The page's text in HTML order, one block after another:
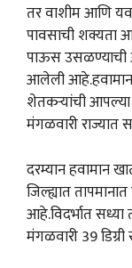
तर वाशीम आणि
पावसाची शक्यता
पाऊस उसळण्याची
आलेली आहे.हवामान
शेतकऱ्यांची आपल्या
मंगळवारी राज्यात
दरम्यान हवामान
जिल्ह्यात
आहे.विदर्भात
मंगळवारी 39